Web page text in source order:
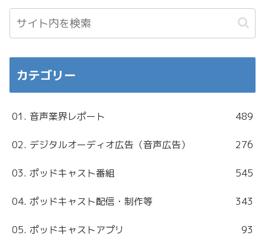
カテゴリー
01. 音声業界レポート 489
02. デジタルオーディオ広告（音声広告） 276
03. ポッドキャスト番組 545
04. ポッドキャスト配信・制作等 343
05. ポッドキャストアプリ 93